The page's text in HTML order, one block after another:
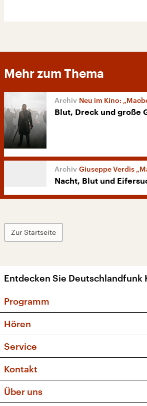
Mehr zum Thema
Neu im Kino:
Blut, Dreck und große
Giuseppe Verdis
Nacht, Blut und
Zur Startseite
Entdecken Sie Deutschlandfunk
Programm
Sendungen und Podcasts
Musikliste
Kakadu – Das
Hören
Frequenzen (UKW + DAB+)
Service
FAQ
Apps
Newsletter
Kontakt
Social Media
Über uns